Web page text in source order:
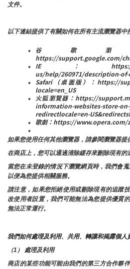
文件。
以下連結提供了有關如何在所有主流瀏覽器中
谷歌瀏
https://support.google.com/
IE：https://
us/help/260971/description-of-
Safari（桌面版）：https://
locale=en_US
火狐瀏覽器：https://
information-websites-store-
redirectlocale=en-
歌劇：https://www.opera.com/
如果您使用任何其他瀏覽器，請參閱瀏覽器提
在商店上，您可以通過清除緩存來刪除現有的
當您在未登錄的情況下瀏覽網頁時，我們會
以便為您提供相關服務。
請注意，如果您拒絕使用或刪除現有的追蹤
改使用者設置，我們可能無法為您提供優質
無法正常運行。
我們如何處理及利用、共用、轉讓和揭露個人
（1） 處理及利用
商店的某些功能可能由我們的第三方合作夥